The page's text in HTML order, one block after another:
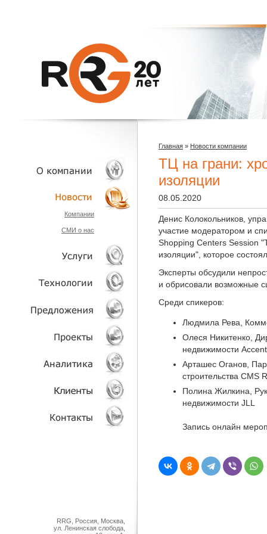
О КОМПАНИИ
НОВОСТИ
Компании
СМИ о нас
УСЛУГИ
ТЕХНОЛОГИИ
ОБЪЕКТЫ
ПРОЕКТЫ
АНАЛИТИКА
КЛИЕНТЫ
Главная » Новости компании
ТЦ на грани:
изоляции
08.05.2020
Денис Колокольников,
участие модератором и
Shopping Centers Session
изоляции", которое
Эксперты обсудили
и обрисовали возможные
Среди спикеров:
Людмила Рева,
Олеся Никитенко,
недвижимости
Арташес Оганов,
строительства CMS
Полина Жилкина,
недвижимости JLL
Запись онлайн
RRG, Россия, Москва,
ул. Ленинская слобода,